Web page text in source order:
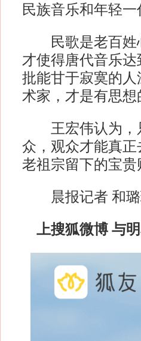
民族音乐和年轻
民歌是老百姓
才使得唐代音乐
批能甘于寂寞的
术家，才是有思想
王宏伟认为，
众，观众才能真
老祖宗留下的宝贵
晨报记者 和璐
上搜狐微博 与